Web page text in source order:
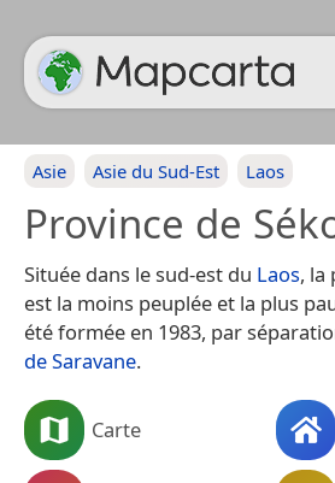
Asie Asie du Sud-Est Laos
Province de
Située dans le sud-est du Laos, la
est la moins peuplée et la plus
été formée en 1983, par
de Saravane.
Carte